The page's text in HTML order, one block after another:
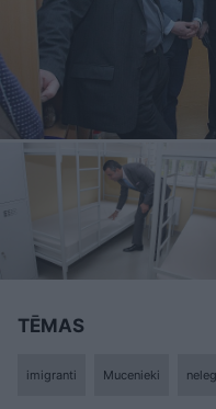
TĒMAS
imigranti Mucenieki